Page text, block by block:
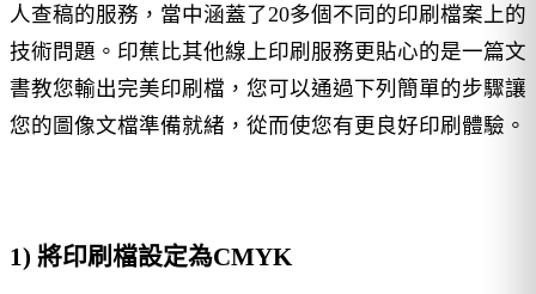
人查稿的服務，當中涵蓋了20多個不同的印刷檔案上的
技術問題。印蕉比其他線上印刷服務更貼心的是一篇文
書教您輸出完美印刷檔，您可以通過下列簡單的步驟讓
您的圖像文檔準備就緒，從而使您有更良好印刷體驗。
1) 將印刷檔設定為CMYK